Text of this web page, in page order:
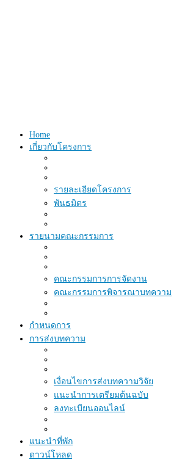
Home
เกี่ยวกับโครงการ
รายละเอียดโครงการ
พันธมิตร
รายนามคณะกรรมการ
คณะกรรมการการจัดงาน
คณะกรรมการพิจารณาบทความ
กำหนดการ
การส่งบทความ
เงื่อนไขการส่งบทความวิจัย
แนะนำการเตรียมต้นฉบับ
ลงทะเบียนออนไลน์
แนะนำที่พัก
ดาวน์โหลด